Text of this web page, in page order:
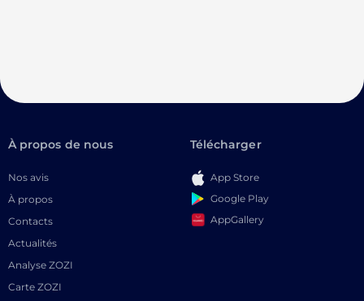
À propos de nous
Nos avis
À propos
Contacts
Actualités
Analyse ZOZI
Carte ZOZI
Télécharger
App Store
Google Play
AppGallery